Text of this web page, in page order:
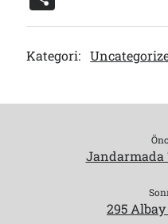
at
s
A
p
e
gr
a
m
e
s
k
y
h
ar
e
Kategori:
Jandarmada
295